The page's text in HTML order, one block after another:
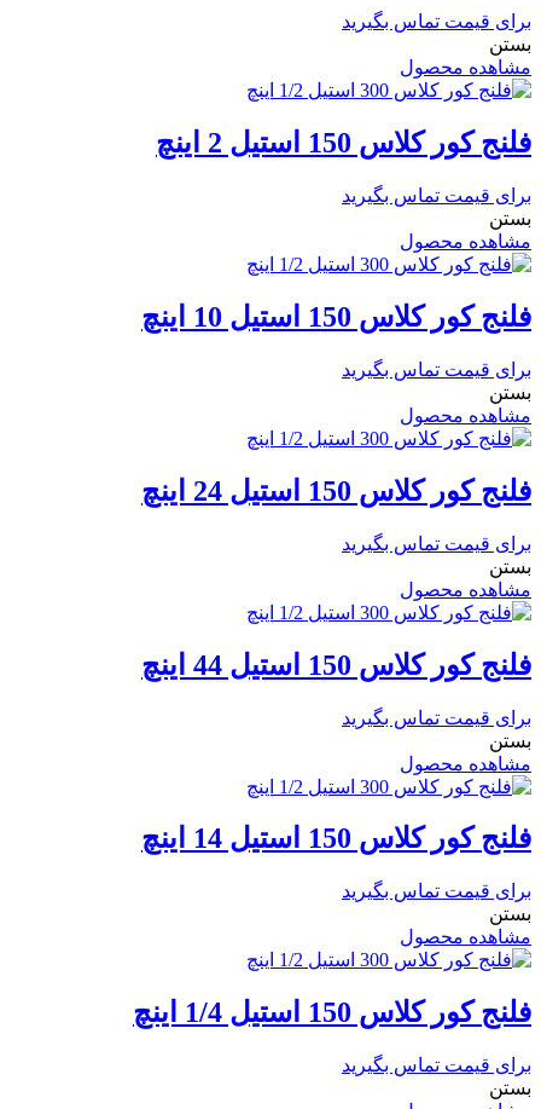
برای قیمت تماس بگیرید
بستن
مشاهده محصول
فلنج کور کلاس 150 استیل 2 اینچ
برای قیمت تماس بگیرید
بستن
مشاهده محصول
فلنج کور کلاس 150 استیل 10 اینچ
برای قیمت تماس بگیرید
بستن
مشاهده محصول
فلنج کور کلاس 150 استیل 24 اینچ
برای قیمت تماس بگیرید
بستن
مشاهده محصول
فلنج کور کلاس 150 استیل 44 اینچ
برای قیمت تماس بگیرید
بستن
مشاهده محصول
فلنج کور کلاس 150 استیل 14 اینچ
برای قیمت تماس بگیرید
بستن
مشاهده محصول
فلنج کور کلاس 150 استیل 1/4 اینچ
برای قیمت تماس بگیرید
بستن